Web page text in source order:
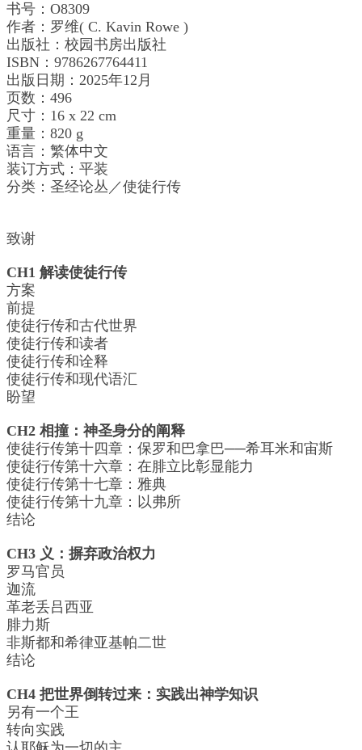
书号：O8309
作者： 罗维( C. Kavin Rowe )
出版社：校园书房出版社
ISBN：9786267764411
出版日期：2025年12月
页数：496
尺寸：16 x 22 cm
重量：820 g
语言：繁体中文
装订方式：平装
分类：圣经论丛／使徒行传
致谢
CH1 解读使徒行传
方案
前提
使徒行传和古代世界
使徒行传和读者
使徒行传和诠释
使徒行传和现代语汇
盼望
CH2 相撞：神圣身分的阐释
使徒行传第十四章：保罗和巴拿巴──希耳米和宙斯
使徒行传第十六章：在腓立比彰显能力
使徒行传第十七章：雅典
使徒行传第十九章：以弗所
结论
CH3 义：摒弃政治权力
罗马官员
迦流
革老丢吕西亚
腓力斯
非斯都和希律亚基帕二世
结论
CH4 把世界倒转过来：实践出神学知识
另有一个王
转向实践